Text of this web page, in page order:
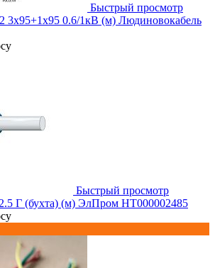
Быстрый просмотр
0.6/1кВ (м) Людиновокабель
Быстрый просмотр
Г (бухта) (м) ЭлПром НТ000002485